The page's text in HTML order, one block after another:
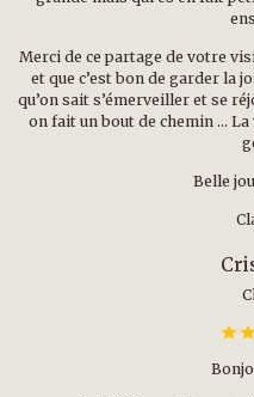
Merci de ce partage de votre
et que c’est bon de garder la
qu’on sait s’émerveiller et se
on fait un bout de chemin …
Belle